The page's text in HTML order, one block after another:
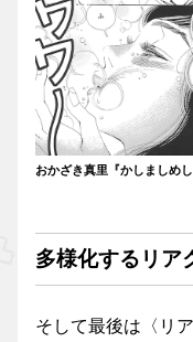
おかざき真里『かしましめ
多様化するリア
そして最後は〈リ